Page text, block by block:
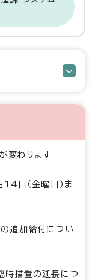
変わります
日（金曜日）ま
追加給付につい
時措置の延長につ